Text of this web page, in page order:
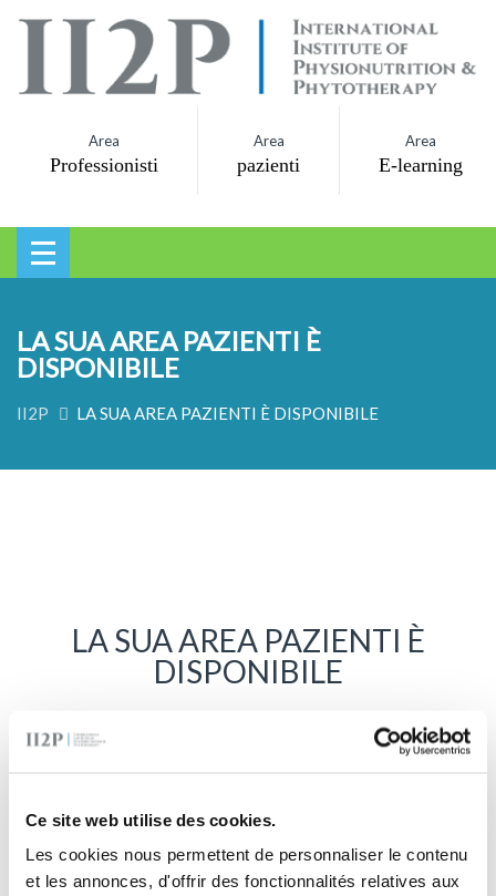
Ce site web utilise des cookies.
Les cookies nous permettent de personnaliser le contenu
et les annonces, d'offrir des fonctionnalités relatives aux
Area
Professionisti
Area
pazienti
Area
E-learning
LA SUA AREA PAZIENTI È
DISPONIBILE
II2P LA SUA AREA PAZIENTI È DISPONIBILE
LA SUA AREA PAZIENTI È
DISPONIBILE
L’area pazienti le permetterà di
assegnati dal suo professionista della
salute.